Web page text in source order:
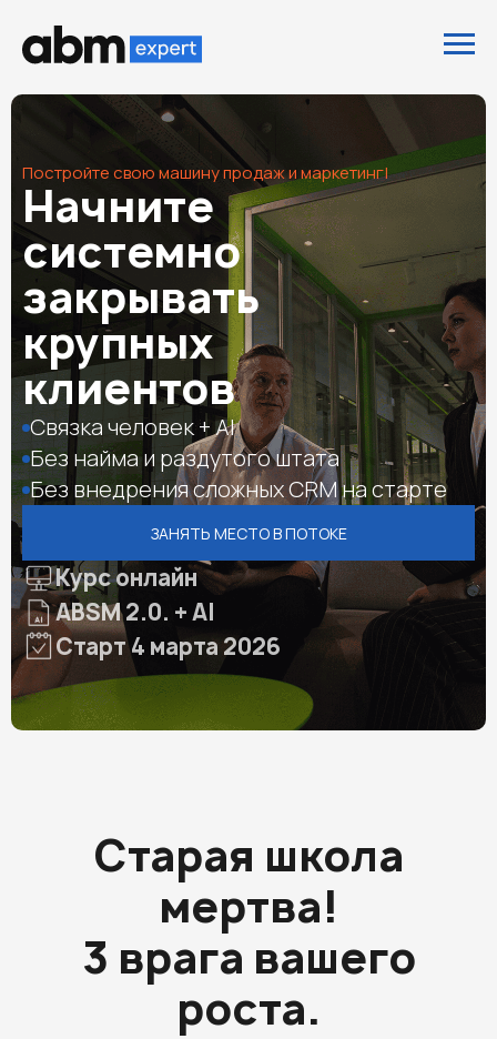
Постройте|
Начните
системно
закрывать
крупных
клиентов
Связка человек + AI
Без найма и раздутого штата
Без внедрения сложных CRM на старте
ЗАНЯТЬ МЕСТО В ПОТОКЕ
Курс онлайн
ABSM 2.0. + AI
Старт 4 марта 2026
Старая школа
мертва!
3 врага вашего
роста.